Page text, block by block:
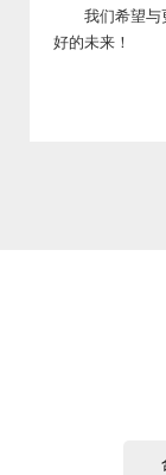
我们希望
好的未来！